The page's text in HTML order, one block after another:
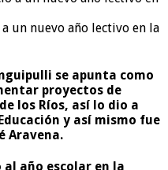
un nuevo año lectivo en la
se apunta como
proyectos de
los Ríos, así lo dio a
y así mismo fue
Aravena.
año escolar en la